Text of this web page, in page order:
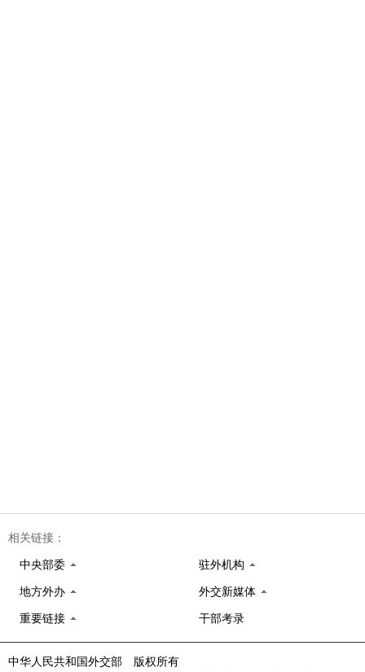
相关链接：
中央部委 驻外机构
地方外办 外交新媒体
重要链接 干部考录
中华人民共和国外交部 版权所有